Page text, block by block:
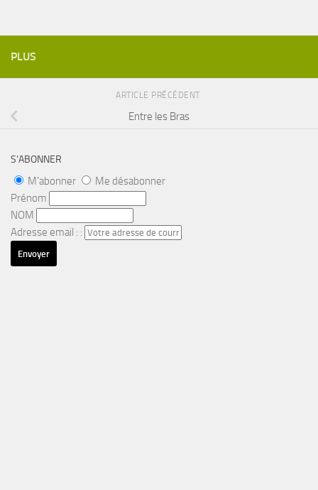
PLUS
ARTICLE PRÉCÉDENT
Entre les Bras
S’ABONNER
M'abonner
Me désabonner
Prénom
NOM
Adresse email : :